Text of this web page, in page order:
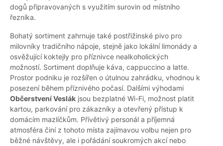
dogů připravovaných s využitím surovin od místního
řezníka.
Bohatý sortiment zahrnuje také postřižinské pivo pro
milovníky tradičního nápoje, stejně jako lokální limonády a
osvěžující koktejly pro příznivce nealkoholických
možností. Sortiment doplňuje káva, cappuccino a latte.
Prostor podniku je rozšířen o útulnou zahrádku, vhodnou k
posezení během příznivého počasí. Dalšími výhodami
Občerstvení Veslák jsou bezplatné Wi-Fi, možnost platit
kartou, parkování pro zákazníky a otevřený přístup k
domácím mazlíčkům. Přívětivý personál a příjemná
atmosféra činí z tohoto místa zajímavou volbu nejen pro
běžné návštěvy, ale i pořádání soukromých akcí nebo